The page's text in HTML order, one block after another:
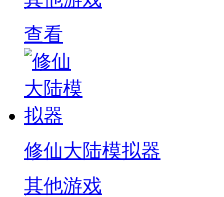
查看
修仙大陆模拟器
其他游戏